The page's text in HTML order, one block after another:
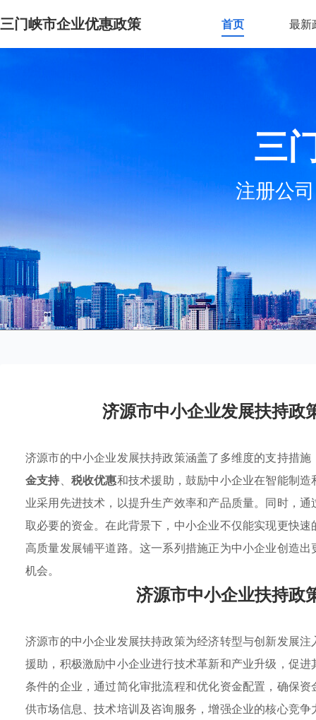
三门峡市企业优惠政策 首页 最新
三
注册公
济源市中小企业发展扶持政
济源市的中小企业发展扶持政策涵盖了多维度的支持措
金支持、 税收优惠和技术援助，鼓励中小企业在智能制
业采用先进技术，以提升生产效率和产品质量。同时，
取必要的资金。在此背景下，中小企业不仅能实现更快
高质量发展铺平道路。这一系列措施正为中小企业创造
机会。
济源市中小企业扶持政
济源市的中小企业发展扶持政策为经济转型与创新发展
援助，积极激励中小企业进行技术革新和产业升级，促
条件的企业，通过简化审批流程和优化资金配置，确保
供市场信息、技术培训及咨询服务，增强企业的核心竞